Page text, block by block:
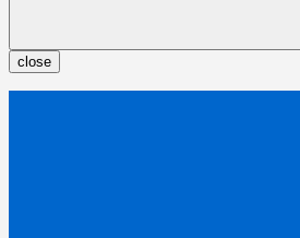
close